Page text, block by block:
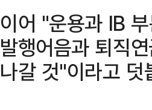
이어 "운용과 IB
발행어음과 퇴직
나갈 것"이라고 덧